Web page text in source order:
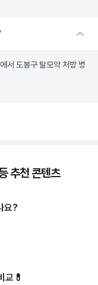
에서 도봉구 탈모약 처방 병
추천 콘텐츠
요?
교💊